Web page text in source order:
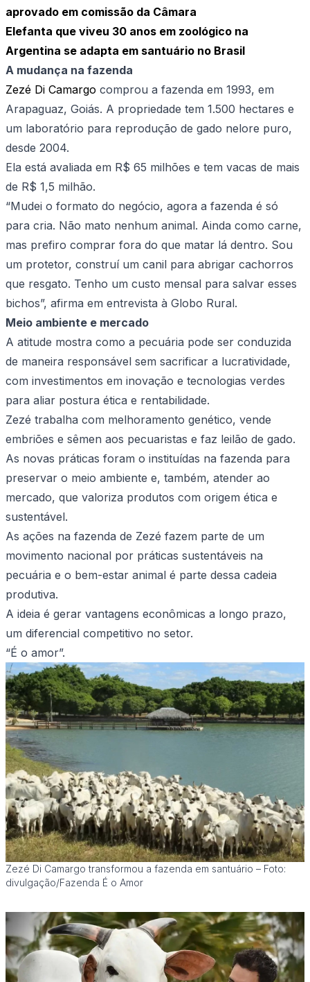
aprovado em comissão da Câmara
Elefanta que viveu 30 anos em zoológico na
Argentina se adapta em santuário no Brasil
A mudança na fazenda
Zezé Di Camargo comprou a fazenda em 1993, em
Arapaguaz, Goiás. A propriedade tem 1.500 hectares e
um laboratório para reprodução de gado nelore puro,
desde 2004.
Ela está avaliada em R$ 65 milhões e tem vacas de mais
de R$ 1,5 milhão.
“Mudei o formato do negócio, agora a fazenda é só
para cria. Não mato nenhum animal. Ainda como carne,
mas prefiro comprar fora do que matar lá dentro. Sou
um protetor, construí um canil para abrigar cachorros
que resgato. Tenho um custo mensal para salvar esses
bichos”, afirma em entrevista à Globo Rural.
Meio ambiente e mercado
A atitude mostra como a pecuária pode ser conduzida
de maneira responsável sem sacrificar a lucratividade,
com investimentos em inovação e tecnologias verdes
para aliar postura ética e rentabilidade.
Zezé trabalha com melhoramento genético, vende
embriões e sêmen aos pecuaristas e faz leilão de gado.
As novas práticas foram o instituídas na fazenda para
preservar o meio ambiente e, também, atender ao
mercado, que valoriza produtos com origem ética e
sustentável.
As ações na fazenda de Zezé fazem parte de um
movimento nacional por práticas sustentáveis na
pecuária e o bem-estar animal é parte dessa cadeia
produtiva.
A ideia é gerar vantagens econômicas a longo prazo,
um diferencial competitivo no setor.
“É o amor”.
Zezé Di Camargo transformou a fazenda em santuário – Foto:
divulgação/Fazenda É o Amor